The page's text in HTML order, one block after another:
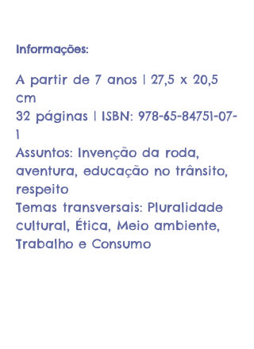
Informações:
A partir de 7 anos | 27,5 x 20,5
cm
32 páginas | ISBN: 978-65-84751-07-
1
Assuntos: Invenção da roda,
aventura, educação no trânsito,
respeito
Temas transversais: Pluralidade
cultural, Ética, Meio ambiente,
Trabalho e Consumo